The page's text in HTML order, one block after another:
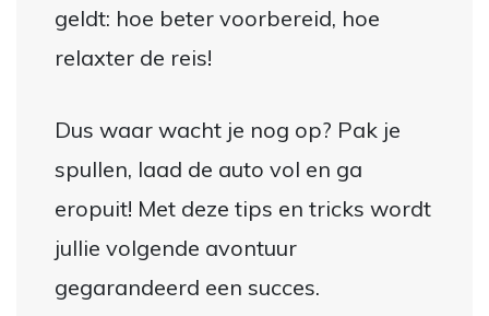
geldt: hoe beter voorbereid, hoe
relaxter de reis!
Dus waar wacht je nog op? Pak je
spullen, laad de auto vol en ga
eropuit! Met deze tips en tricks wordt
jullie volgende avontuur
gegarandeerd een succes.